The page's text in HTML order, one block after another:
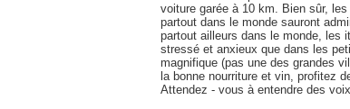
voiture garée à 10 km. Bien sûr,
partout dans le monde sauront
partout ailleurs dans le monde, les
stressé et anxieux que dans les
magnifique (pas une des grandes
la bonne nourriture et vin, profitez
Attendez - vous à entendre des